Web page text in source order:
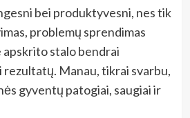
bei produktyvesni, nes tik
problemų sprendimas
apskrito stalo bendrai
rezultatų. Manau, tikrai svarbu,
gyventų patogiai, saugiai ir